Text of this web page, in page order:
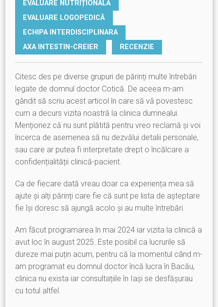
EVALUARE NUTRIȚIONALĂ
EVALUARE LOGOPEDICĂ
ECHIPA INTERDISCIPLINARA
AXA INTESTIN-CREIER
RECENZIE
Citesc des pe diverse grupuri de părinți multe întrebări
legate de domnul doctor Cotică. De aceea m-am
gândit să scriu acest articol în care să vă povestesc
cum a decurs vizita noastră la clinica dumnealui.
Menționez că nu sunt plătită pentru vreo reclamă și voi
încerca de asemenea să nu dezvălui detalii personale,
sau care ar putea fi interpretate drept o încălcare a
confidențialității clinică-pacient.
Ca de fiecare dată vreau doar ca experiența mea să
ajute și alți părinți care fie că sunt pe lista de așteptare
fie își doresc să ajungă acolo și au multe întrebări.
Am făcut programarea în mai 2024 iar vizita la clinică a
avut loc în august 2025. Este posibil ca lucrurile să
dureze mai puțin acum, pentru că la momentul când m-
am programat eu domnul doctor încă lucra în Bacău,
clinica nu exista iar consultațiile în Iași se desfășurau
cu totul altfel.